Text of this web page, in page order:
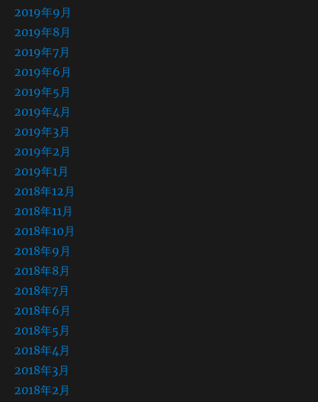
2019年9月
2019年8月
2019年7月
2019年6月
2019年5月
2019年4月
2019年3月
2019年2月
2019年1月
2018年12月
2018年11月
2018年10月
2018年9月
2018年8月
2018年7月
2018年6月
2018年5月
2018年4月
2018年3月
2018年2月